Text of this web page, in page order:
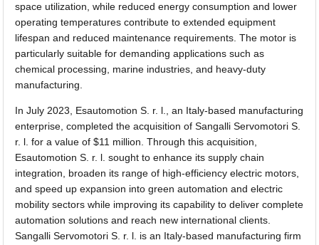
space utilization, while reduced energy consumption and lower
operating temperatures contribute to extended equipment
lifespan and reduced maintenance requirements. The motor is
particularly suitable for demanding applications such as
chemical processing, marine industries, and heavy-duty
manufacturing.
In July 2023, Esautomotion S. r. l., an Italy-based manufacturing
enterprise, completed the acquisition of Sangalli Servomotori S.
r. l. for a value of $11 million. Through this acquisition,
Esautomotion S. r. l. sought to enhance its supply chain
integration, broaden its range of high-efficiency electric motors,
and speed up expansion into green automation and electric
mobility sectors while improving its capability to deliver complete
automation solutions and reach new international clients.
Sangalli Servomotori S. r. l. is an Italy-based manufacturing firm